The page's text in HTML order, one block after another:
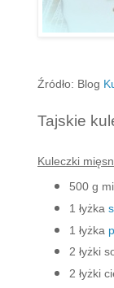
Źródło: Blog
Tajskie
Kuleczki
500 g
1 łyżka
1 łyżka
2 łyżki
2 łyżki